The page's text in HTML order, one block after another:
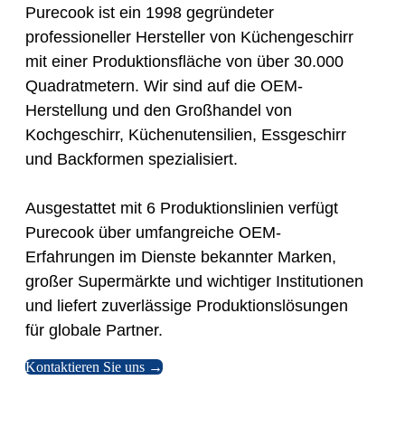
Purecook ist ein 1998 gegründeter
professioneller Hersteller von Küchengeschirr
mit einer Produktionsfläche von über 30.000
Quadratmetern. Wir sind auf die OEM-
Herstellung und den Großhandel von
Kochgeschirr, Küchenutensilien, Essgeschirr
und Backformen spezialisiert.
Ausgestattet mit 6 Produktionslinien verfügt
Purecook über umfangreiche OEM-
Erfahrungen im Dienste bekannter Marken,
großer Supermärkte und wichtiger Institutionen
und liefert zuverlässige Produktionslösungen
für globale Partner.
Kontaktieren Sie uns →